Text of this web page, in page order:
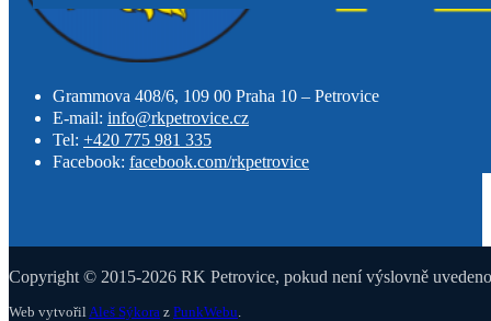
Grammova 408/6, 109 00 Praha 10 – Petrovice
E-mail: info@rkpetrovice.cz
Tel: +420 775 981 335
Facebook: facebook.com/rkpetrovice
Copyright © 2015-2026 RK Petrovice, pokud není výslovně
Web vytvořil Aleš Sýkora z PunkWebu